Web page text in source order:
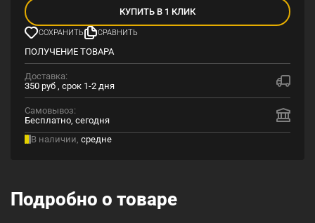
КУПИТЬ В 1 КЛИК
СОХРАНИТЬ СРАВНИТЬ
ПОЛУЧЕНИЕ ТОВАРА
Доставка:
350 руб , срок 1-2 дня
Самовывоз:
Бесплатно, сегодня
В наличии, средне
Подробно о товаре